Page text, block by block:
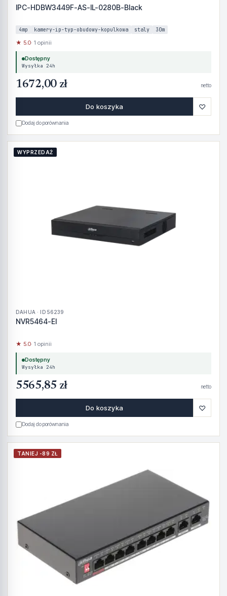
IPC-HDBW3449F-AS-IL-0280B-Black
4mp kamery-ip-typ-obudowy-kopulkowa staly 30m
★ 5.0· 1 opinii
Dostępny
Wysyłka 24h
1672,00 zł netto
Do koszyka ♡
Dodaj do porównania
WYPRZEDAŻ
DAHUA · ID 56239
NVR5464-EI
★ 5.0· 1 opinii
Dostępny
Wysyłka 24h
5565,85 zł netto
Do koszyka ♡
Dodaj do porównania
TANIEJ -89 ZŁ